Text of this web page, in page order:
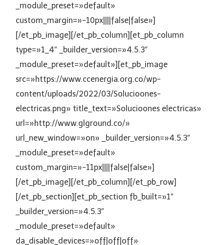
_module_preset=»default»
custom_margin=»-10px||||false|false»]
[/et_pb_image][/et_pb_column][et_pb_column
type=»1_4″ _builder_version=»4.5.3″
_module_preset=»default»][et_pb_image
src=»https://www.ccenergia.org.co/wp-
content/uploads/2022/03/Solucioones-
electricas.png» title_text=»Solucioones electricas»
url=»http://www.glground.co/»
url_new_window=»on» _builder_version=»4.5.3″
_module_preset=»default»
custom_margin=»-11px||||false|false»]
[/et_pb_image][/et_pb_column][/et_pb_row]
[/et_pb_section][et_pb_section fb_built=»1″
_builder_version=»4.5.3″
_module_preset=»default»
da_disable_devices=»off|off|off»